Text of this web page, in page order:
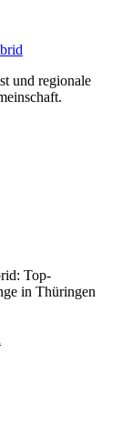
und regionale
Top-
in Thüringen